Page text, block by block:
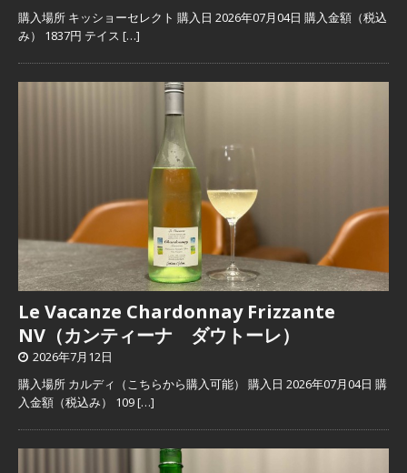
購入場所 キッショーセレクト 購入日 2026年07月04日 購入金額（税込
み） 1837円 テイス […]
Le Vacanze Chardonnay Frizzante
NV（カンティーナ ダウトーレ）
2026年7月12日
購入場所 カルディ（こちらから購入可能） 購入日 2026年07月04日 購
入金額（税込み） 109[…]